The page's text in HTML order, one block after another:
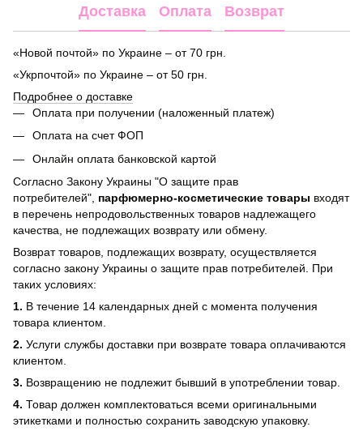
Доставка Оплата Возврат
«Новой почтой» по Украине – от 70 грн.
«Укрпочтой» по Украине – от 50 грн.
Подробнее о доставке
Оплата при получении (наложенный платеж)
Оплата на счет ФОП
Онлайн оплата банковской картой
Согласно Закону Украины "О защите прав
потребителей", парфюмерно-косметические товары входят
в перечень непродовольственных товаров надлежащего
качества, не подлежащих возврату или обмену.
Возврат товаров, подлежащих возврату, осуществляется
согласно закону Украины о защите прав потребителей. При
таких условиях:
1. В течение 14 календарных дней с момента получения
товара клиентом.
2. Услуги службы доставки при возврате товара оплачиваются
клиентом.
3. Возвращению не подлежит бывший в употреблении товар.
4. Товар должен комплектоваться всеми оригинальными
этикетками и полностью сохранить заводскую упаковку.